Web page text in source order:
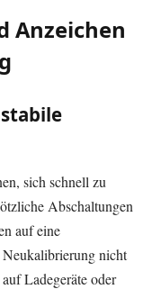
Anzeichen
sich schnell zu
Abschaltungen
auf eine
nicht
Ladegeräte oder